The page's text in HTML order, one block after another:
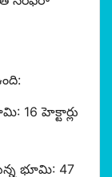
హెక్టార్లు
భూమి: 47